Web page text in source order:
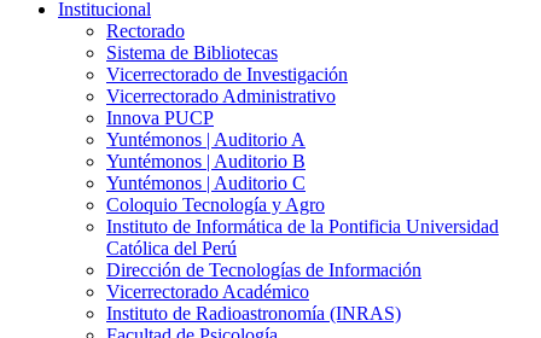
Institucional
Rectorado
Sistema de Bibliotecas
Vicerrectorado de Investigación
Vicerrectorado Administrativo
Innova PUCP
Yuntémonos | Auditorio A
Yuntémonos | Auditorio B
Yuntémonos | Auditorio C
Coloquio Tecnología y Agro
Instituto de Informática de la Pontificia Universidad
Católica del Perú
Dirección de Tecnologías de Información
Vicerrectorado Académico
Instituto de Radioastronomía (INRAS)